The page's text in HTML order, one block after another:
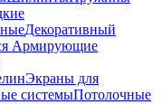
Декоративный
Армирующие
Экраны для
системыПотолочные